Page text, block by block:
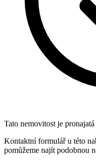
Tato nemovitost je pronajatá
Kontaktní formulář u této
pomůžeme najít podobnou